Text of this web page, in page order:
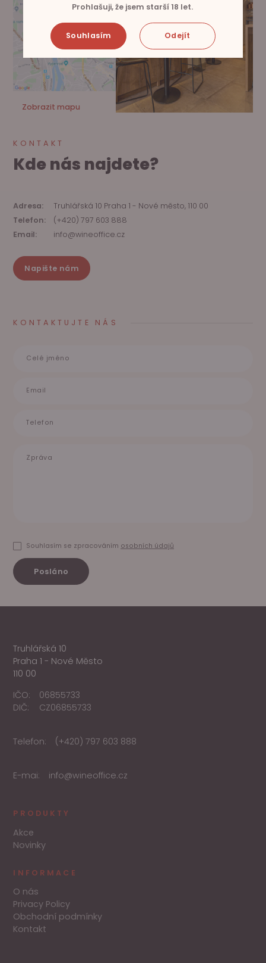
Zobrazit mapu
KONTAKT
Kde nás najdete?
Adresa:
Truhlářská 10 Praha 1 - Nové město, 110 00
Telefon:
(+420) 797 603 888
Email:
info@wineoffice.cz
Napište nám
KONTAKTUJTE NÁS
Celé jméno
Email
Telefon
Zpráva
Souhlasím se zpracováním osobních údajů
Posláno
Truhlářská 10
Praha 1 - Nové Město
110 00
IČO:
06855733
DIČ:
CZ06855733
Telefon: (+420) 797 603 888
E-mai: info@wineoffice.cz
PRODUKTY
Akce
Novinky
INFORMACE
O nás
Privacy Policy
Obchodní podmínky
Kontakt
Prohlašuji, že jsem starší 18 let.
Souhlasím Odejít